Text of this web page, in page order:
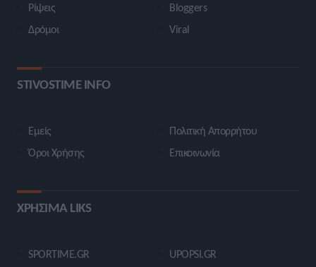
Ρίψεις
Δρόμοι
Bloggers
Viral
STIVOSTIME INFO
Εμείς
Όροι Χρήσης
Πολιτική Απορρήτου
Επικοινωνία
ΧΡΗΣΙΜΑ LIKS
SPORTIME.GR
UPOPSI.GR